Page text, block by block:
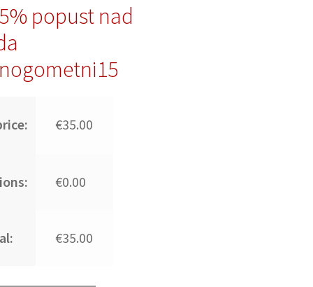
popust nad
€35.00
€0.00
€35.00